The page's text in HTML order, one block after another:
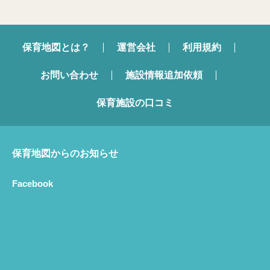
保育地図とは？ 運営会社 利用規約
お問い合わせ 施設情報追加依頼
保育施設の口コミ
保育地図からのお知らせ
Facebook